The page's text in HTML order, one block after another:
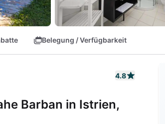
Belegung / Verfügbarkeit
4.8
Barban in Istrien,